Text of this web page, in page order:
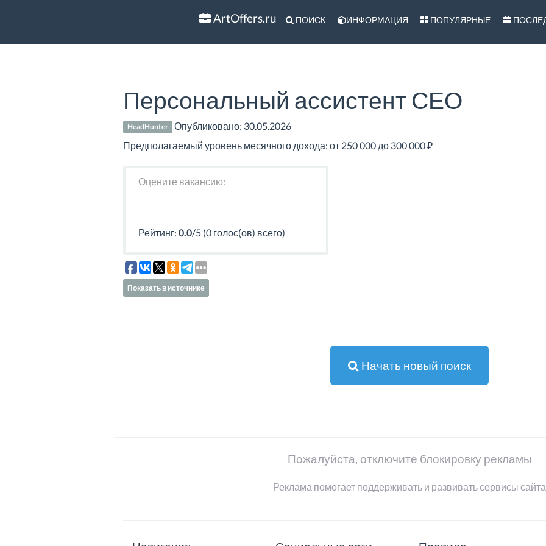
ArtOffers.ru ПОИСК ИНФОРМАЦИЯ ПОПУЛЯРНЫЕ
Персональный ассистент СЕО
HeadHunter Опубликовано: 30.05.2026
Предполагаемый уровень месячного дохода: от 250 000 до 300 000 ₽
Оцените вакансию:
Рейтинг: 0.0/5 (0 голос(ов) всего)
Показать в источнике
Начать новый поиск
Пожалуйста, отключите блокировку рекламы
Реклама помогает поддерживать и развивать сервисы сайта